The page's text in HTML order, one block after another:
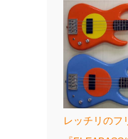
レッチリのフ